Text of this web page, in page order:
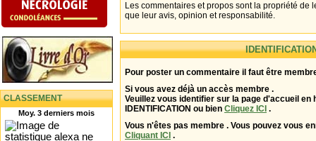
CLASSEMENT
Moy. 3 derniers mois
Les commentaires et propos sont la propriété de
que leur avis, opinion et responsabilité.
Pour poster un commentaire il faut être
Si vous avez déjà un accès membre .
Veuillez vous identifier sur la page d'accueil en
IDENTIFICATION ou bien Cliquez ICI .
Vous n'êtes pas membre . Vous pouvez vous
Cliquant ICI .